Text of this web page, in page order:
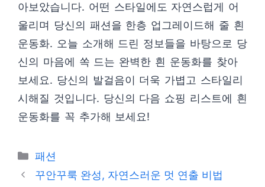
아보았습니다. 어떤 스타일에도 자연스럽게 어
울리며 당신의 패션을 한층 업그레이드해 줄 흰
운동화. 오늘 소개해 드린 정보들을 바탕으로 당
신의 마음에 쏙 드는 완벽한 흰 운동화를 찾아
보세요. 당신의 발걸음이 더욱 가볍고 스타일리
시해질 것입니다. 당신의 다음 쇼핑 리스트에 흰
운동화를 꼭 추가해 보세요!
카
테
패션
꾸안꾸룩 완성, 자연스러운 멋 연출 비법